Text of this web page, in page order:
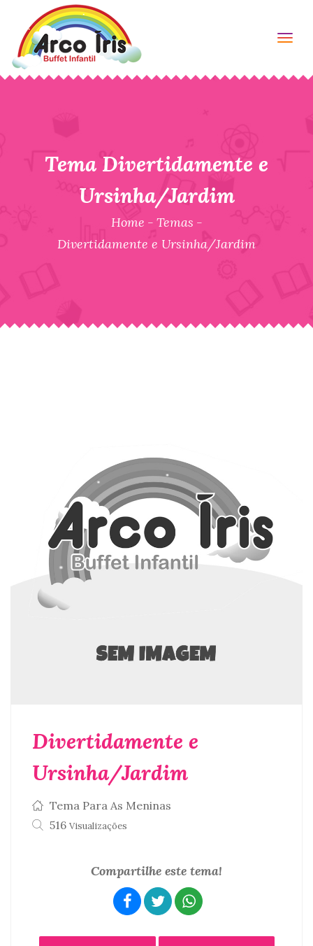
Tema Divertidamente e
Ursinha/Jardim
Home - Temas -
Divertidamente e Ursinha/Jardim
Divertidamente e
Ursinha/Jardim
Tema Para As Meninas
516 Visualizações
Compartilhe este tema!